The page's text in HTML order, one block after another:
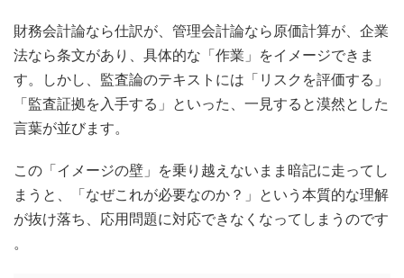
財務会計論なら仕訳が、管理会計論なら原価計算が、企業
法なら条文があり、具体的な「作業」をイメージできま
す。しかし、監査論のテキストには「リスクを評価する」
「監査証拠を入手する」といった、一見すると漠然とした
言葉が並びます。
この「イメージの壁」を乗り越えないまま暗記に走ってし
まうと、「なぜこれが必要なのか？」という本質的な理解
が抜け落ち、応用問題に対応できなくなってしまうのです
。